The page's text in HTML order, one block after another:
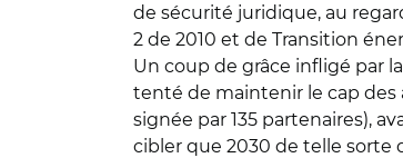
de sécurité juridique, au
2 de 2010 et de Transition
Un coup de grâce infligé par
tenté de maintenir le cap des
signée par 135 partenaires),
cibler que 2030 de telle sorte